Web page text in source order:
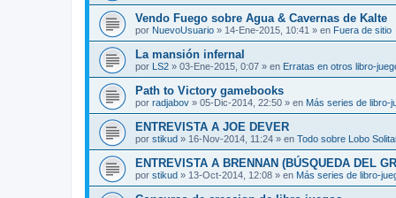
Vendo Fuego sobre Agua & Cavernas de Kalte
por NuevoUsuario » 14-Ene-2015, 10:41 » en Fuera de sitio
La mansión infernal
por LS2 » 03-Ene-2015, 0:07 » en Erratas en otros libro-
Path to Victory gamebooks
por radjabov » 05-Dic-2014, 22:50 » en Más series de libro-
ENTREVISTA A JOE DEVER
por stikud » 16-Nov-2014, 11:24 » en Todo sobre Lobo
ENTREVISTA A BRENNAN (BÚSQUEDA DEL
por stikud » 13-Oct-2014, 12:08 » en Más series de libro-